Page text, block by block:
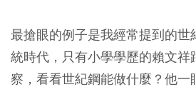
最搶眼的例子是我經常提到的世
統時代，只有小學學歷的賴文祥
察，看看世紀鋼能做什麼？他一